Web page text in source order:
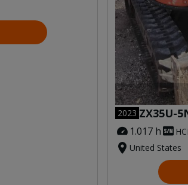
2023 ZX35U-
1.017 h
United States